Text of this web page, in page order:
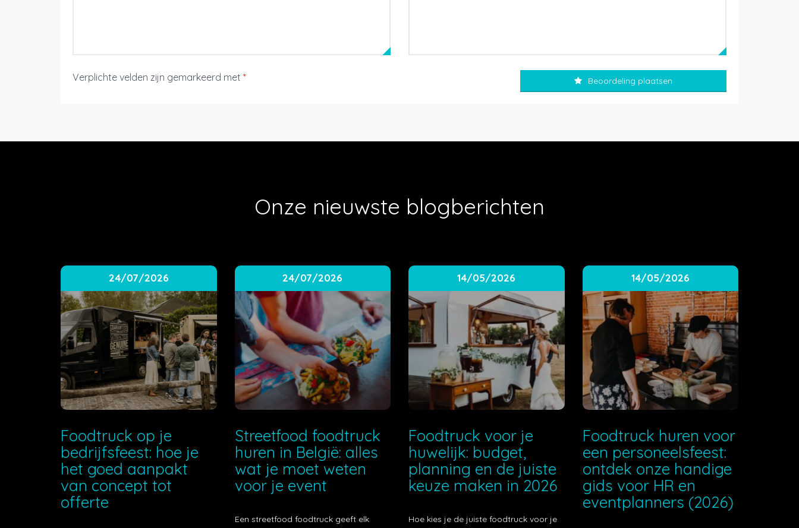
Verplichte velden zijn gemarkeerd met * Beoordeling plaatsen
Onze nieuwste blogberichten
24/07/2026
Foodtruck op je
bedrijfsfeest: hoe je
het goed aanpakt
van concept tot
offerte
24/07/2026
Streetfood foodtruck
huren in België: alles
wat je moet weten
voor je event
Een streetfood foodtruck geeft elk
14/05/2026
Foodtruck voor je
huwelijk: budget,
planning en de juiste
keuze maken in 2026
Hoe kies je de juiste foodtruck voor je
14/05/2026
Foodtruck huren voor
een personeelsfeest:
ontdek onze handige
gids voor HR en
eventplanners (2026)